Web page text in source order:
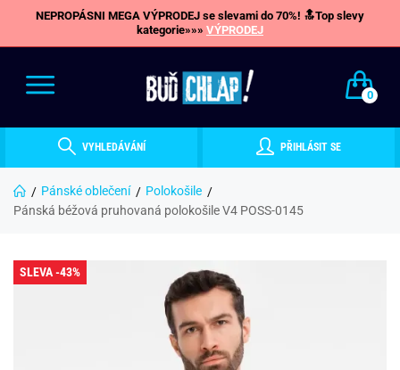
NEPROPÁSNI MEGA VÝPRODEJ se slevami do 70%! 🔝Top slevy
kategorie»»» VÝPRODEJ
0
VYHLEDÁVÁNÍ PŘIHLÁSIT SE
Pánské oblečení
Polokošile
Pánská béžová pruhovaná polokošile V4 POSS-0145
SLEVA -43%